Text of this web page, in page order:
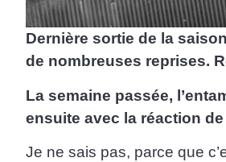
Dernière sortie de la
de nombreuses reprises.
La semaine passée,
ensuite avec la réaction
Je ne sais pas, parce que